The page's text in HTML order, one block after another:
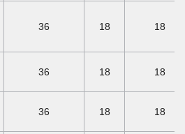
36 18 18
36 18 18
36 18 18